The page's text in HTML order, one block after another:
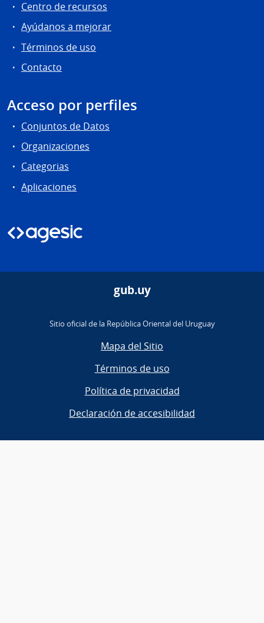
Centro de recursos
Ayúdanos a mejorar
Términos de uso
Contacto
Acceso por perfiles
Conjuntos de Datos
Organizaciones
Categorias
Aplicaciones
gub.uy
Sitio oficial de la República Oriental del Uruguay
Mapa del Sitio
Términos de uso
Política de privacidad
Declaración de accesibilidad